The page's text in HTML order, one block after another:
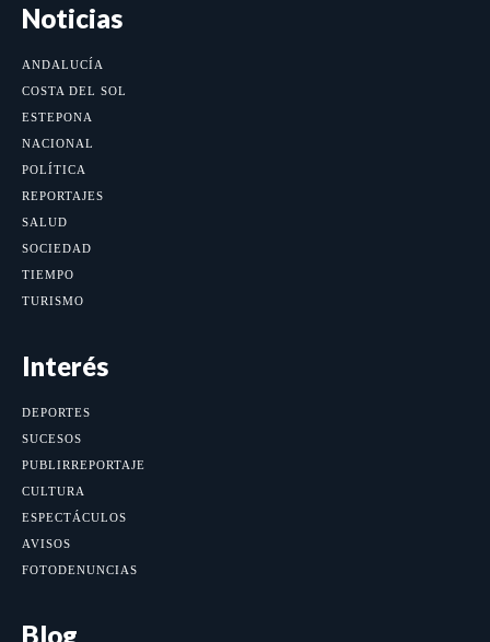
Noticias
ANDALUCÍA
COSTA DEL SOL
ESTEPONA
NACIONAL
POLÍTICA
REPORTAJES
SALUD
SOCIEDAD
TIEMPO
TURISMO
Interés
DEPORTES
SUCESOS
PUBLIRREPORTAJE
CULTURA
ESPECTÁCULOS
AVISOS
FOTODENUNCIAS
Blog